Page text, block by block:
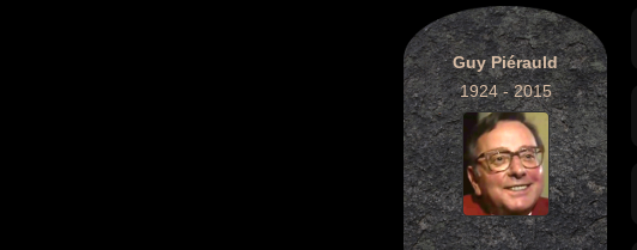
Guy Piérauld
1924 - 2015